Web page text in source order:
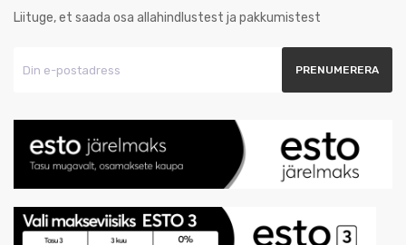
Liituge, et saada osa allahindlustest ja pakkumistest